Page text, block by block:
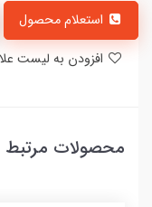
محصولات مرتبط